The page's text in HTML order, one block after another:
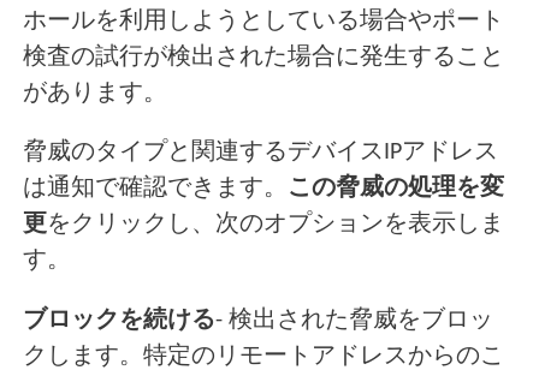
ホールを利用しようとしている場合やポート
検査の試行が検出された場合に発生すること
があります。
脅威のタイプと関連するデバイスIPアドレス
は通知で確認できます。 この脅威の処理を変
更をクリックし、次のオプションを表示しま
す。
ブロックを続ける- 検出された脅威をブロッ
クします。特定のリモートアドレスからのこ